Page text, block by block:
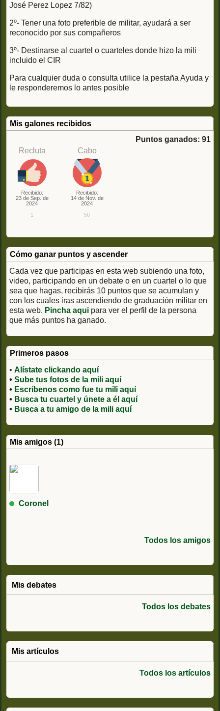
José Perez Lopez 7/82)
2º- Tener una foto preferible de militar, ayudará a ser
reconocido por sus compañeros
3º- Destinarse al cuartel o cuarteles donde hizo la mili
incluido el CIR
Para cualquier duda o consulta utilice la pestaña Ayuda y
le responderemos lo antes posible
Mis galones recibidos
Puntos ganados: 91
Recluta
Recibido:
23 de Sep. de
2024
1
Cabo
Recibido:
14 de Nov. de
2024
50
Cómo ganar puntos y ascender
Cada vez que participas en esta web subiendo una foto,
video, participando en un debate o en un cuartel o lo que
sea que hagas, recibirás 10 puntos que se acumulan y
con los cuales iras ascendiendo de graduación militar en
esta web. Pincha aqui para ver el perfil de la persona
que más puntos ha ganado.
Primeros pasos
• Alístate clickando aquí
• Sube tus fotos de la mili aquí
• Escríbenos como fue tu mili aquí
• Busca tu cuartel y únete a él aquí
• Busca a tu amigo de la mili aquí
Mis amigos (1)
Coronel
Todos los amigos
Mis debates
Todos los debates
Mis artículos
Todos los artículos